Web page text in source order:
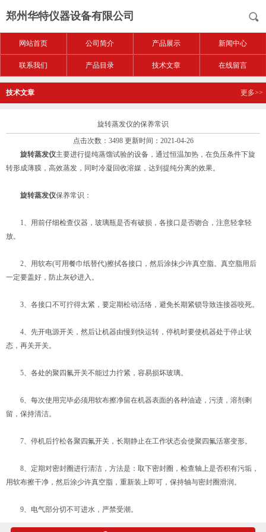
郑州华特仪器设备有限公司
网站首页 公司简介 产品展示 新闻中心
联系我们 产品目录 技术文章 在线留言
技术文章 更多>>
旋转蒸发仪的保养常识
点击次数：3498 更新时间：2021-04-26
旋转蒸发仪主要进行提纯蒸馏试验的设备，通过恒温加热，在负压条件下旋
转形成薄膜，高效蒸发，同时冷凝回收溶媒，达到提纯分离的效果。
旋转蒸发仪保养常识：
1、用前仔细检查仪器，玻璃瓶是否有破损，各接口是否吻合，注意轻拿轻
放。
2、用软布(可用餐巾纸替代)擦拭各接口，然后涂抹少许真空脂。真空脂用后
一定要盖好，防止灰砂进入。
3、各接口不可拧得太紧，要定期松动活络，避免长期紧锁导致连接器咬死。
4、先开电源开关，然后让机器由慢到快运转，停机时要使机器处于停止状
态，再关开关。
5、各处的聚四氟开关不能过力拧紧，容易损坏玻璃。
6、每次使用完毕必须用软布擦净留在机器表面的各种油迹，污渍，溶剂剩
留，保持清洁。
7、停机后拧松各聚四氟开关，长期静止在工作状态会使聚四氟活塞变形。
8、定期对密封圈进行清洁，方法是：取下密封圈，检查轴上是否积有污垢，
用软布擦干净，然后涂少许真空脂，重新装上即可，保持轴与密封圈滑润。
9、电气部分切不可进水，严禁受潮。